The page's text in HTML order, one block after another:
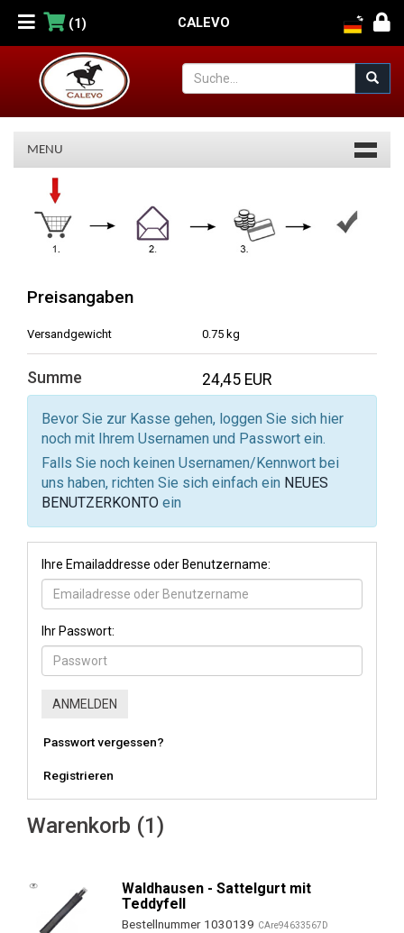
(1) CALEVO
MENU
Warenkorb
Preisangaben
Versandgewicht 0.75 kg
Summe 24,45 EUR
Bevor Sie zur Kasse gehen, loggen Sie sich hier
noch mit Ihrem Usernamen und Passwort ein.
Falls Sie noch keinen Usernamen/Kennwort bei
uns haben, richten Sie sich einfach ein NEUES
BENUTZERKONTO ein
Ihre Emailaddresse oder Benutzername:
Ihr Passwort:
Passwort vergessen?
Registrieren
Warenkorb (1)
Waldhausen - Sattelgurt mit
Teddyfell
Bestellnummer 1030139 CAre94633567D